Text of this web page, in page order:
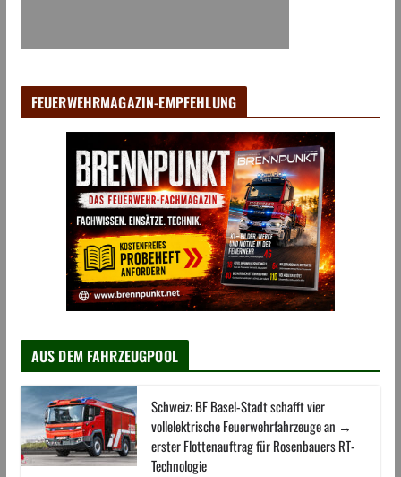
FEUERWEHRMAGAZIN-EMPFEHLUNG
AUS DEM FAHRZEUGPOOL
Schweiz: BF Basel-Stadt schafft vier
vollelektrische Feuerwehrfahrzeuge an →
erster Flottenauftrag für Rosenbauers RT-
Technologie